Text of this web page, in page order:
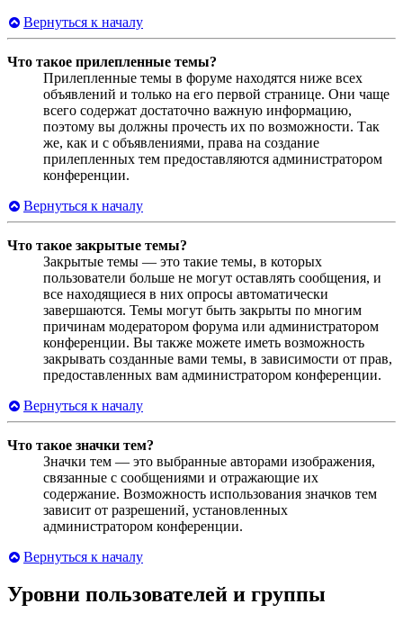
Вернуться к началу
Что такое прилепленные темы?
Прилепленные темы в форуме находятся ниже всех
объявлений и только на его первой странице. Они чаще
всего содержат достаточно важную информацию,
поэтому вы должны прочесть их по возможности. Так
же, как и с объявлениями, права на создание
прилепленных тем предоставляются администратором
конференции.
Вернуться к началу
Что такое закрытые темы?
Закрытые темы — это такие темы, в которых
пользователи больше не могут оставлять сообщения, и
все находящиеся в них опросы автоматически
завершаются. Темы могут быть закрыты по многим
причинам модератором форума или администратором
конференции. Вы также можете иметь возможность
закрывать созданные вами темы, в зависимости от прав,
предоставленных вам администратором конференции.
Вернуться к началу
Что такое значки тем?
Значки тем — это выбранные авторами изображения,
связанные с сообщениями и отражающие их
содержание. Возможность использования значков тем
зависит от разрешений, установленных
администратором конференции.
Вернуться к началу
Уровни пользователей и группы